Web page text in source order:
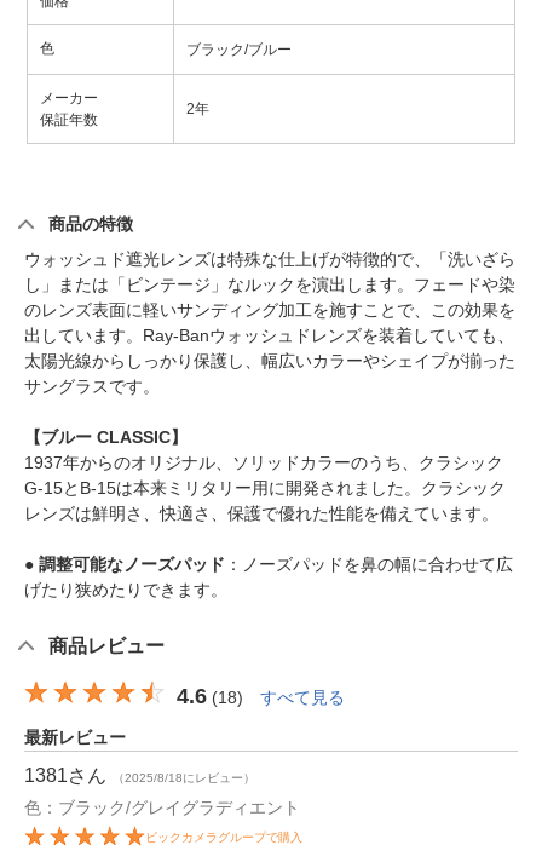
色 ブラック/ブルー
メーカー
保証年数
2年
商品の特徴
ウォッシュド遮光レンズは特殊な仕上げが特徴的で、「洗いざら
し」または「ビンテージ」なルックを演出します。フェードや染
のレンズ表面に軽いサンディング加工を施すことで、この効果を
出しています。Ray-Banウォッシュドレンズを装着していても、
太陽光線からしっかり保護し、幅広いカラーやシェイプが揃った
サングラスです。
【ブルー CLASSIC】
1937年からのオリジナル、ソリッドカラーのうち、クラシック
G-15とB-15は本来ミリタリー用に開発されました。クラシック
レンズは鮮明さ、快適さ、保護で優れた性能を備えています。
● 調整可能なノーズパッド ：ノーズパッドを鼻の幅に合わせて広
げたり狭めたりできます。
商品レビュー
4.6 (18) すべて見る
最新レビュー
1381さん （2025/8/18にレビュー）
色：ブラック/グレイグラディエント
ビックカメラグループで購入